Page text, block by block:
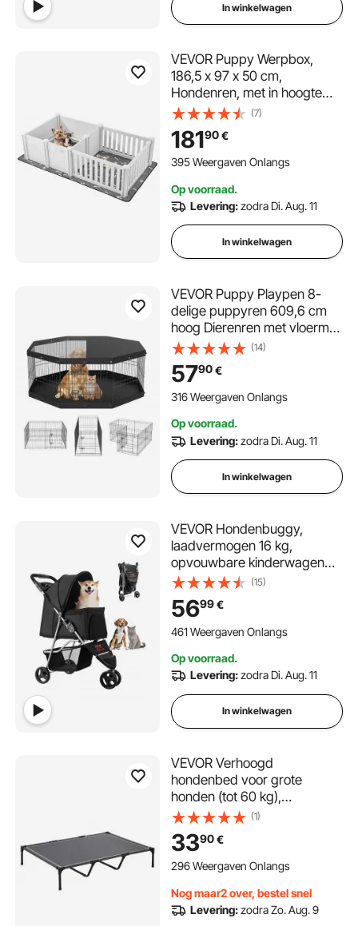
In winkelwagen
VEVOR Puppy Werpbox,
186,5 x 97 x 50 cm,
Hondenren, met in hoogte
verstelbare deur, Puppy
Werpbox, Wasbare Pee Pad,
PVC Plastic Werpbox voor
Middelgrote Honden
(7)
18190€
395 Weergaven Onlangs
Op voorraad.
Levering:zodra Di. Aug. 11
In winkelwagen
VEVOR Puppy Playpen 8-
delige puppyren 609,6 cm
hoog Dierenren met vloermat
en deksel van 600D Oxford-
stof Hondenren van Q235
Hondenren met vrije uitloop
(14)
5790€
316 Weergaven Onlangs
Op voorraad.
Levering:zodra Di. Aug. 11
In winkelwagen
VEVOR Hondenbuggy,
laadvermogen 16 kg,
opvouwbare kinderwagen
voor huisdieren, kattenbuggy
met 3 wielen, gaasvensters
en bekerhouders,
hondenbuggy met rem, voor
huisdieren
(15)
5699€
461 Weergaven Onlangs
Op voorraad.
Levering:zodra Di. Aug. 11
In winkelwagen
VEVOR Verhoogd
hondenbed voor grote
honden (tot 60 kg),
draagbare verhoogde
hondenligstoel met ademend
Teslin-gaas, verkoelend
hondenbed voor
(1)
3390€
296 Weergaven Onlangs
Nog maar2 over, bestel snel
Levering:zodra Zo. Aug. 9